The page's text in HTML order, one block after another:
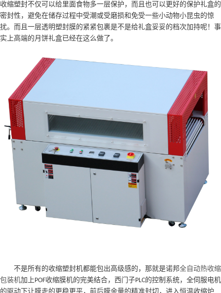
收缩塑封不仅可以给里面食物多一层保护，而且也可以更好的保护礼盒的
密封性，避免在储存过程中受潮或受磨损和免受一些小动物小昆虫的惊
扰。而且一层透明塑封膜的紧紧包裹是不是给礼盒妥妥的档次加持呢！事
实上高端的月饼礼盒已经在这么做了。
不是所有的收缩塑封机都能包出高级感的，那就是诺邦全自动热收缩
包装机加上POF收缩膜机的完美结合，西门子PLC的控制系统，全伺服电机
的驱动下让膜走的更稳更平，前后膜余量的精准封切，进入恒温收缩炉